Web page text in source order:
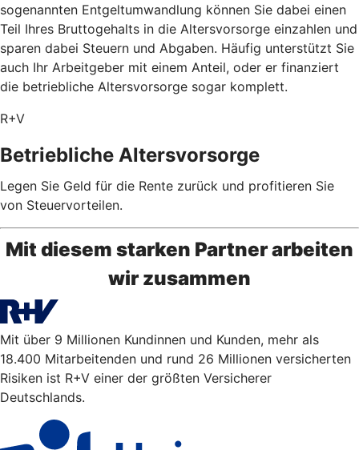
sogenannten Entgeltumwandlung können Sie dabei einen
Teil Ihres Bruttogehalts in die Altersvorsorge einzahlen und
sparen dabei Steuern und Abgaben. Häufig unterstützt Sie
auch Ihr Arbeitgeber mit einem Anteil, oder er finanziert
die betriebliche Altersvorsorge sogar komplett.
R+V
Betriebliche Altersvorsorge
Legen Sie Geld für die Rente zurück und profitieren Sie
von Steuervorteilen.
Mit diesem starken Partner arbeiten
wir zusammen
Mit über 9 Millionen Kundinnen und Kunden, mehr als
18.400 Mitarbeitenden und rund 26 Millionen versicherten
Risiken ist R+V einer der größten Versicherer
Deutschlands.